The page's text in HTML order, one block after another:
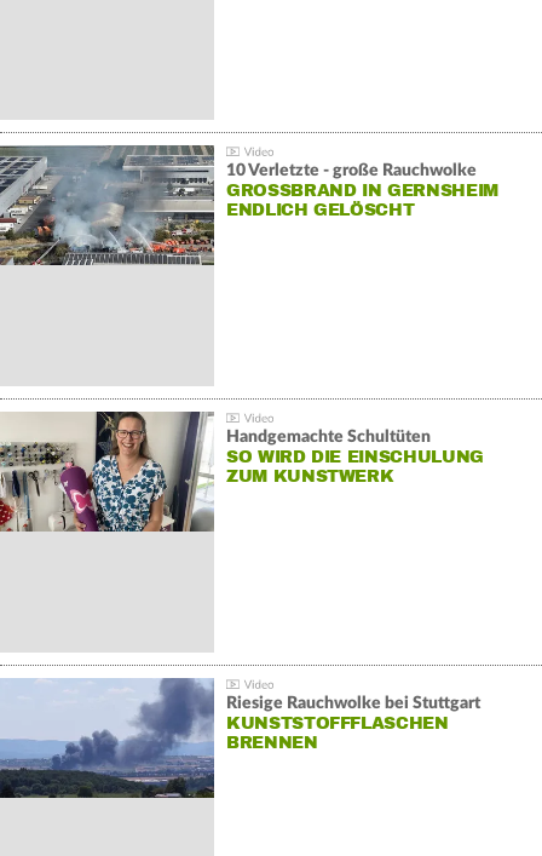
10 Verletzte - große Rauchwolke
GROSSBRAND IN GERNSHEIM E
NDLICH GELÖSCHT
Handgemachte Schultüten
SO WIRD DIE EINSCHULUNG
ZUM KUNSTWERK
Riesige Rauchwolke bei Stuttgart
KUNSTSTOFFFLASCHEN
BRENNEN